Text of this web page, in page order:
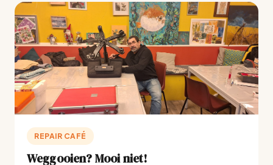
REPAIR CAFÉ
Weggooien? Mooi niet!